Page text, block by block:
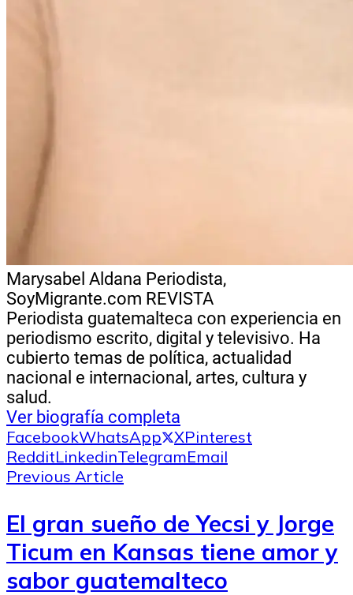
Marysabel Aldana Periodista,
SoyMigrante.com REVISTA
Periodista guatemalteca con experiencia en
periodismo escrito, digital y televisivo. Ha
cubierto temas de política, actualidad
nacional e internacional, artes, cultura y
salud.
Ver biografía completa
FacebookWhatsApp XPinterest
RedditLinkedinTelegramEmail
Previous Article
El gran sueño de Yecsi y Jorge
Ticum en Kansas tiene amor y
sabor guatemalteco